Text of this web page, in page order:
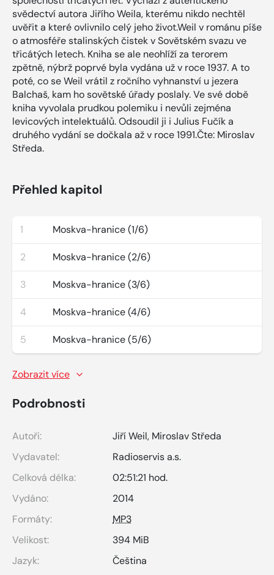
svědectví autora Jiřího Weila, kterému nikdo nechtěl
uvěřit a které ovlivnilo celý jeho život.Weil v románu píše
o atmosféře stalinských čistek v Sovětském svazu ve
třicátých letech. Kniha se ale neohlíží za terorem
zpětně, nýbrž poprvé byla vydána už v roce 1937. A to
poté, co se Weil vrátil z ročního vyhnanství u jezera
Balchaš, kam ho sovětské úřady poslaly. Ve své době
kniha vyvolala prudkou polemiku i nevůli zejména
levicových intelektuálů. Odsoudil ji i Julius Fučík a
druhého vydání se dočkala až v roce 1991.Čte: Miroslav
Středa.
Přehled kapitol
1 Moskva-hranice (1/6)
2 Moskva-hranice (2/6)
3 Moskva-hranice (3/6)
4 Moskva-hranice (4/6)
5 Moskva-hranice (5/6)
Zobrazit více
Podrobnosti
Autoři: Jiří Weil, Miroslav Středa
Vydavatel:
Radioservis a.s.
Celková délka:
02:51:21 hod.
Vydáno:
2014
Formáty:
MP3
Velikost:
394 MiB
Jazyk:
Čeština